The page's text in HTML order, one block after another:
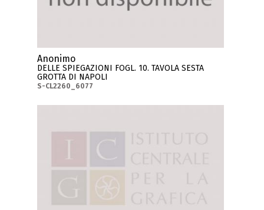
Anonimo
DELLE SPIEGAZIONI FOGL. 10. TAVOLA SESTA
GROTTA DI NAPOLI
S-CL2260_6077